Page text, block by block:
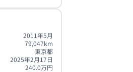
2011年5月
79,047km
東京都
2025年2月17日
240.0万円